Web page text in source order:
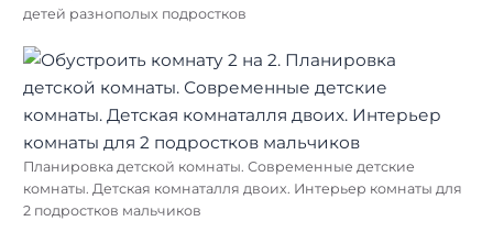
детей разнополых подростков
Планировка детской комнаты. Современные детские
комнаты. Детская комнаталля двоих. Интерьер комнаты для
2 подростков мальчиков